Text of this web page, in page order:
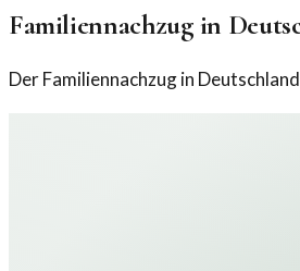
Familiennachzug in
Der Familiennachzug in